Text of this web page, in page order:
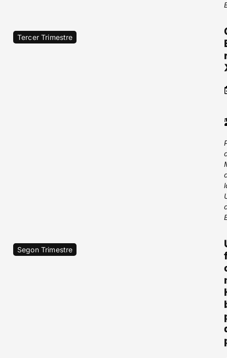
Tercer Trimestre
Segon Trimestre